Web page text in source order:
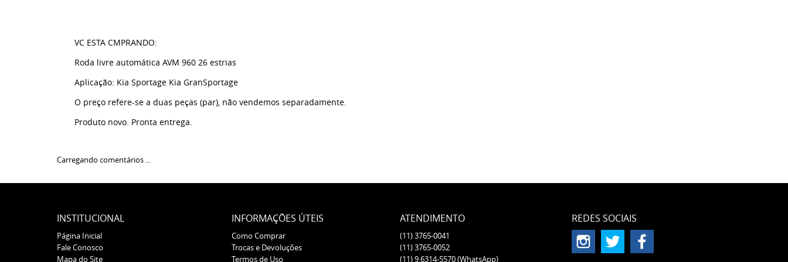
VC ESTA CMPRANDO:
Roda livre automática AVM 960 26 estrias
Aplicação: Kia Sportage Kia GranSportage
O preço refere-se a duas peças (par), não vendemos separadamente.
Produto novo. Pronta entrega.
Carregando comentários ...
INSTITUCIONAL
Página Inicial
Fale Conosco
Mapa do Site
INFORMAÇÕES ÚTEIS
Como Comprar
Trocas e Devoluções
Termos de Uso
ATENDIMENTO
(11)3765-0041
(11)3765-0052
(11)9.6314-5570(WhatsApp)
REDES SOCIAIS